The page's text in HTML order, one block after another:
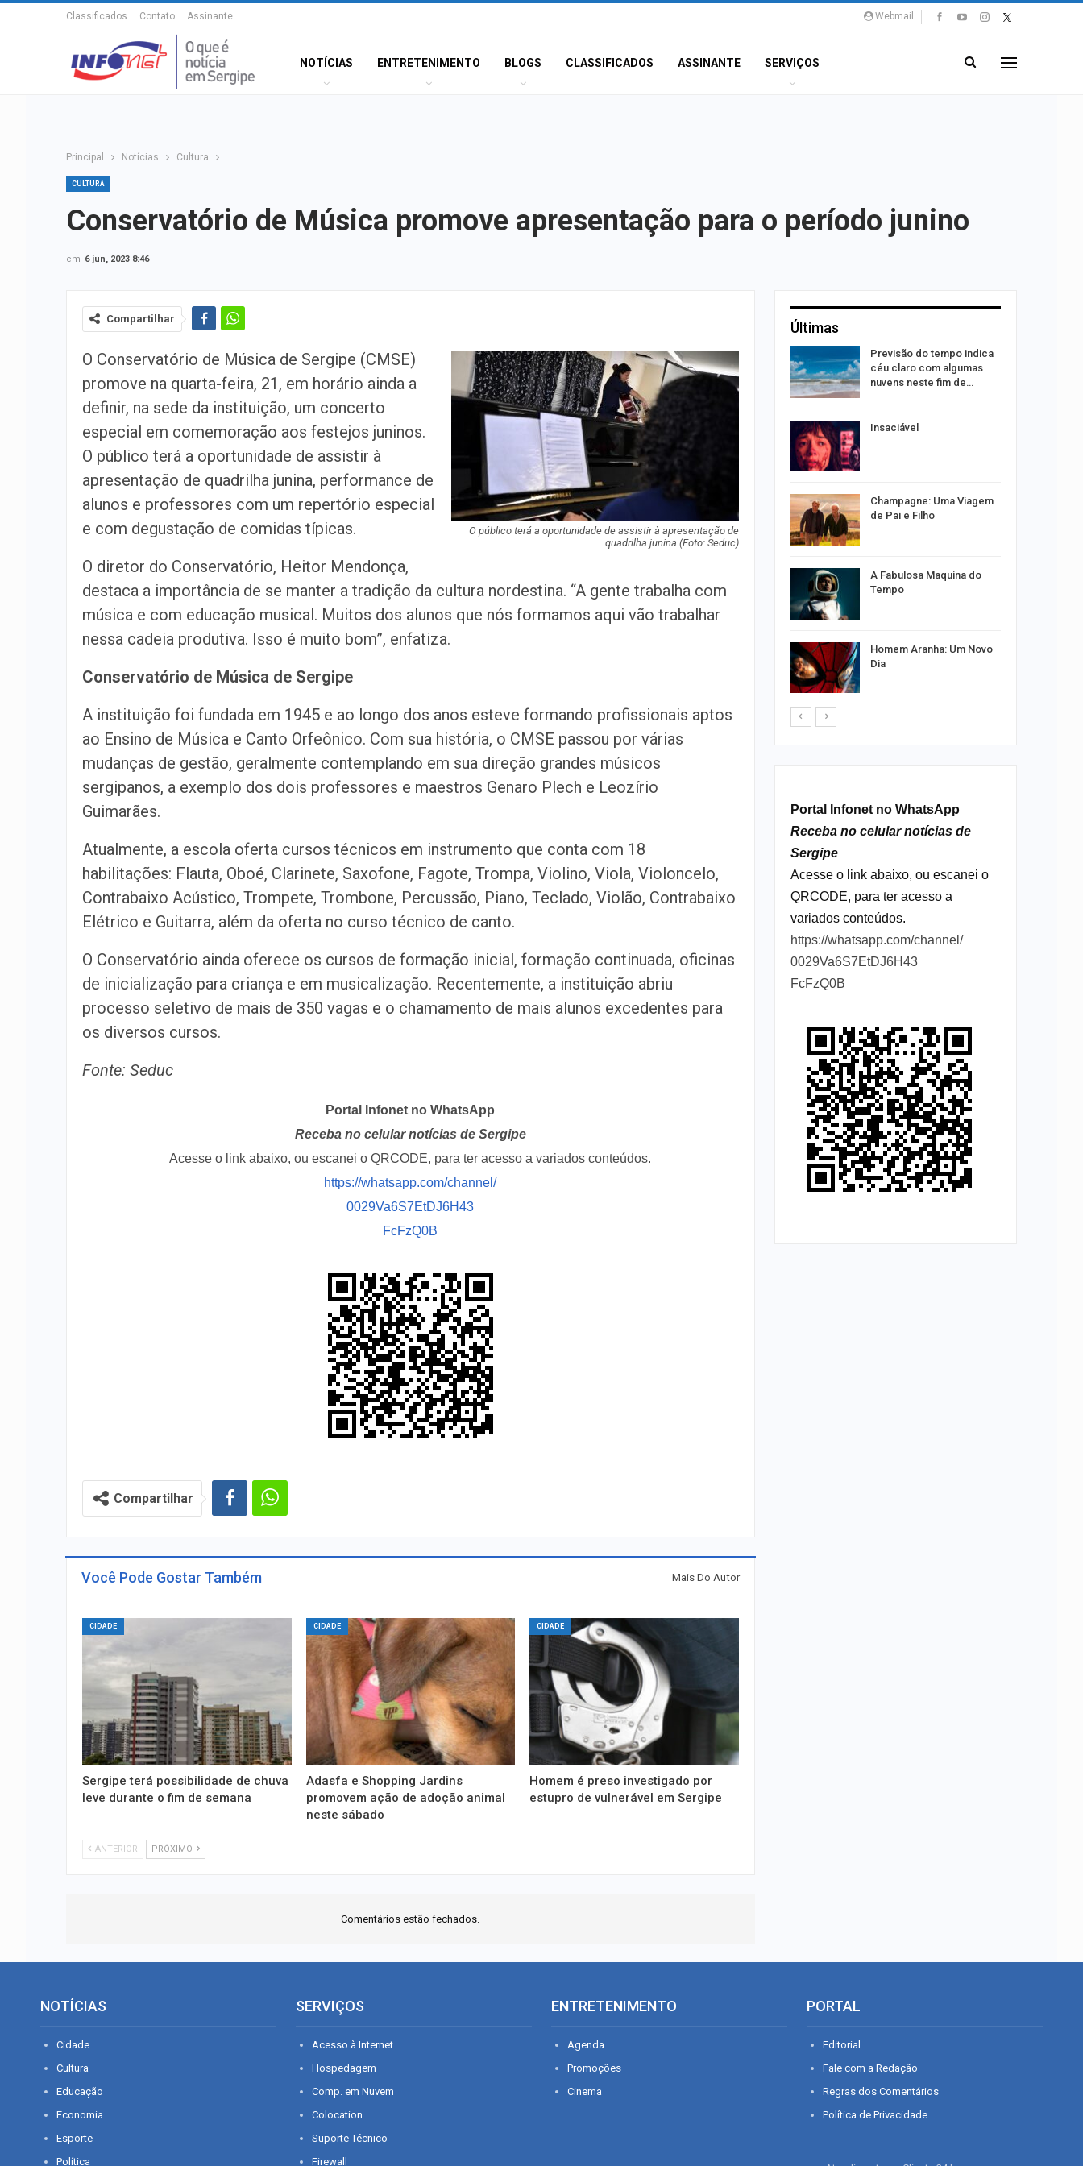
Webmail
Classificados Contato Assinante
NOTÍCIAS ENTRETENIMENTO BLOGS CLASSIFICADOS ASSINANTE SERVIÇOS
Principal Notícias Cultura
CULTURA
Conservatório de Música promove apresentação para o período junino
em 6 jun, 2023 8:46
Compartilhar
O público terá a oportunidade de assistir à apresentação de
quadrilha junina (Foto: Seduc)
O Conservatório de Música de Sergipe (CMSE)
promove na quarta-feira, 21, em horário ainda a
definir, na sede da instituição, um concerto
especial em comemoração aos festejos juninos.
O público terá a oportunidade de assistir à
apresentação de quadrilha junina, performance de
alunos e professores com um repertório especial
e com degustação de comidas típicas.
O diretor do Conservatório, Heitor Mendonça,
destaca a importância de se manter a tradição da cultura nordestina. “A gente trabalha com
música e com educação musical. Muitos dos alunos que nós formamos aqui vão trabalhar
nessa cadeia produtiva. Isso é muito bom”, enfatiza.
Conservatório de Música de Sergipe
A instituição foi fundada em 1945 e ao longo dos anos esteve formando profissionais aptos
ao Ensino de Música e Canto Orfeônico. Com sua história, o CMSE passou por várias
mudanças de gestão, geralmente contemplando em sua direção grandes músicos
sergipanos, a exemplo dos dois professores e maestros Genaro Plech e Leozírio
Guimarães.
Atualmente, a escola oferta cursos técnicos em instrumento que conta com 18
habilitações: Flauta, Oboé, Clarinete, Saxofone, Fagote, Trompa, Violino, Viola, Violoncelo,
Contrabaixo Acústico, Trompete, Trombone, Percussão, Piano, Teclado, Violão, Contrabaixo
Elétrico e Guitarra, além da oferta no curso técnico de canto.
O Conservatório ainda oferece os cursos de formação inicial, formação continuada, oficinas
de inicialização para criança e em musicalização. Recentemente, a instituição abriu
processo seletivo de mais de 350 vagas e o chamamento de mais alunos excedentes para
os diversos cursos.
Fonte: Seduc
Portal Infonet no WhatsApp
Receba no celular notícias de Sergipe
Acesse o link abaixo, ou escanei o QRCODE, para ter acesso a variados conteúdos.
https://whatsapp.com/channel/
0029Va6S7EtDJ6H43
FcFzQ0B
Compartilhar
Você Pode Gostar Também Mais Do Autor
CIDADE
Sergipe terá possibilidade de chuva
leve durante o fim de semana
CIDADE
Adasfa e Shopping Jardins
promovem ação de adoção animal
neste sábado
CIDADE
Homem é preso investigado por
estupro de vulnerável em Sergipe
ANTERIOR PRÓXIMO
Comentários estão fechados.
Últimas
Homem é preso por
tráfico de drogas no Santa
Maria
Orsse apresenta concerto
“Harmonia das Esferas”
no…
PF apreende dispositivos
eletrônicos contra abuso
sexual…
estão entre as estreias da
Previsão do tempo indica
céu claro com algumas
nuvens neste fim de…
Insaciável
Champagne: Uma Viagem
de Pai e Filho
A Fabulosa Maquina do
Tempo
Homem Aranha: Um Novo
Dia
----
Portal Infonet no WhatsApp
Receba no celular notícias de
Sergipe
Acesse o link abaixo, ou escanei o
QRCODE, para ter acesso a
variados conteúdos.
https://whatsapp.com/channel/
0029Va6S7EtDJ6H43
FcFzQ0B
NOTÍCIAS
Cidade
Cultura
Educação
Economia
Esporte
Política
SERVIÇOS
Acesso à Internet
Hospedagem
Comp. em Nuvem
Colocation
Suporte Técnico
Firewall
ENTRETENIMENTO
Agenda
Promoções
Cinema
PORTAL
Editorial
Fale com a Redação
Regras dos Comentários
Política de Privacidade